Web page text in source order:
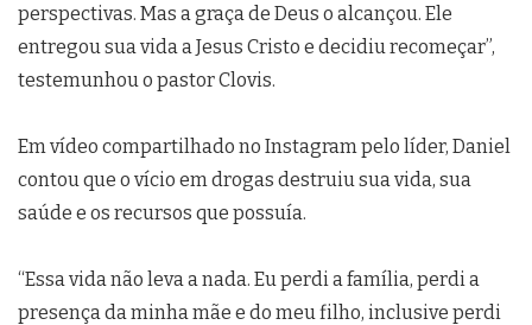
perspectivas. Mas a graça de Deus o alcançou. Ele
entregou sua vida a Jesus Cristo e decidiu recomeçar”,
testemunhou o pastor Clovis.
Em vídeo compartilhado no Instagram pelo líder, Daniel
contou que o vício em drogas destruiu sua vida, sua
saúde e os recursos que possuía.
“Essa vida não leva a nada. Eu perdi a família, perdi a
presença da minha mãe e do meu filho, inclusive perdi